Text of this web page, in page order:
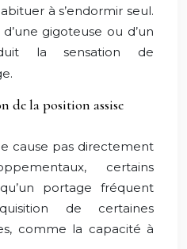
à s’endormir seul.
gigoteuse ou d’un
la sensation de
de la position assise
cause pas directement
certains
portage fréquent
de certaines
comme la capacité à